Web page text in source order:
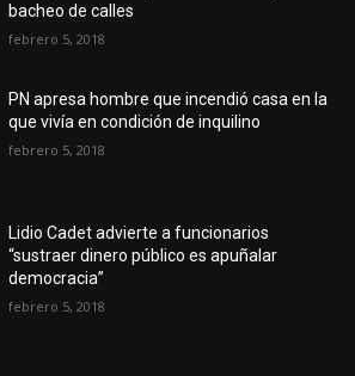
bacheo de calles
febrero 5, 2018
PN apresa hombre que incendió casa en la
que vivía en condición de inquilino
febrero 5, 2018
Lidio Cadet advierte a funcionarios
“sustraer dinero público es apuñalar
democracia”
febrero 5, 2018